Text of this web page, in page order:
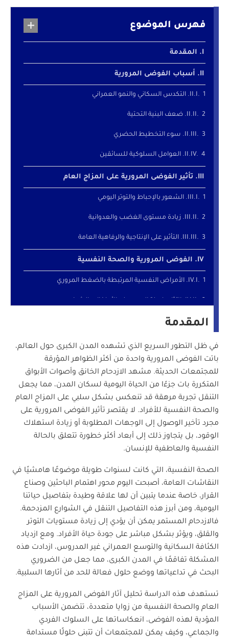
فهرس الموضوع
المقدمة
أسباب الفوضى المرورية
1. التكدس السكاني والنمو العمراني
2. ضعف البنية التحتية
3. سوء التخطيط الحضري
4. العوامل السلوكية للسائقين
تأثير الفوضى المرورية على المزاج العام
1. الشعور بالإحباط والتوتر اليومي
2. زيادة مستوى الغضب والعدوانية
3. التأثير على الإنتاجية والرفاهية العامة
الفوضى المرورية والصحة النفسية
1. الأمراض النفسية المرتبطة بالضغط المروري
التجارب الدولية في الحد من الفوضى المرورية
توصيات وحلول مقترحة
المقدمة
في ظل التطور السريع الذي تشهده المدن الكبرى حول العالم،
باتت الفوضى المرورية واحدة من أكثر الظواهر المؤرقة
للمجتمعات الحديثة. مشهد الازدحام الخانق وأصوات الأبواق
المتكررة بات جزءًا من الحياة اليومية لسكان المدن، مما يجعل
التنقل تجربة مرهقة قد تنعكس بشكل سلبي على المزاج العام
والصحة النفسية للأفراد. لا يقتصر تأثير الفوضى المرورية على
مجرد تأخير الوصول إلى الوجهات المطلوبة أو زيادة استهلاك
الوقود، بل يتجاوز ذلك إلى أبعاد أكثر خطورة تتعلق بالحالة
النفسية والعاطفية للإنسان.
الصحة النفسية، التي كانت لسنوات طويلة موضوعًا هامشيًا في
النقاشات العامة، أصبحت اليوم محور اهتمام الباحثين وصناع
القرار، خاصة عندما يتبين أن لها علاقة وطيدة بتفاصيل حياتنا
اليومية، ومن أبرز هذه التفاصيل التنقل في الشوارع المزدحمة.
فالازدحام المستمر يمكن أن يؤدي إلى زيادة مستويات التوتر
والقلق، ويؤثر بشكل مباشر على جودة حياة الأفراد. ومع ازدياد
الكثافة السكانية والتوسع العمراني غير المدروس، ازدادت هذه
المشكلة تفاقمًا في المدن الكبرى، مما جعل من الضروري
البحث في تداعياتها ووضع حلول فعالة للحد من آثارها السلبية.
تستهدف هذه الدراسة تحليل آثار الفوضى المرورية على المزاج
العام والصحة النفسية من زوايا متعددة، تتضمن الأسباب
المؤدية لهذه الفوضى، انعكاساتها على السلوك الفردي
والجماعي، وكيف يمكن للمجتمعات أن تتبنى حلولًا مستدامة